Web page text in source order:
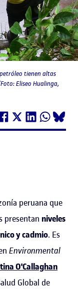
tienen altas
Eliseo Hualinga,
peruana que
presentan niveles
y cadmio. Es
Environmental
O'Callaghan
Global de